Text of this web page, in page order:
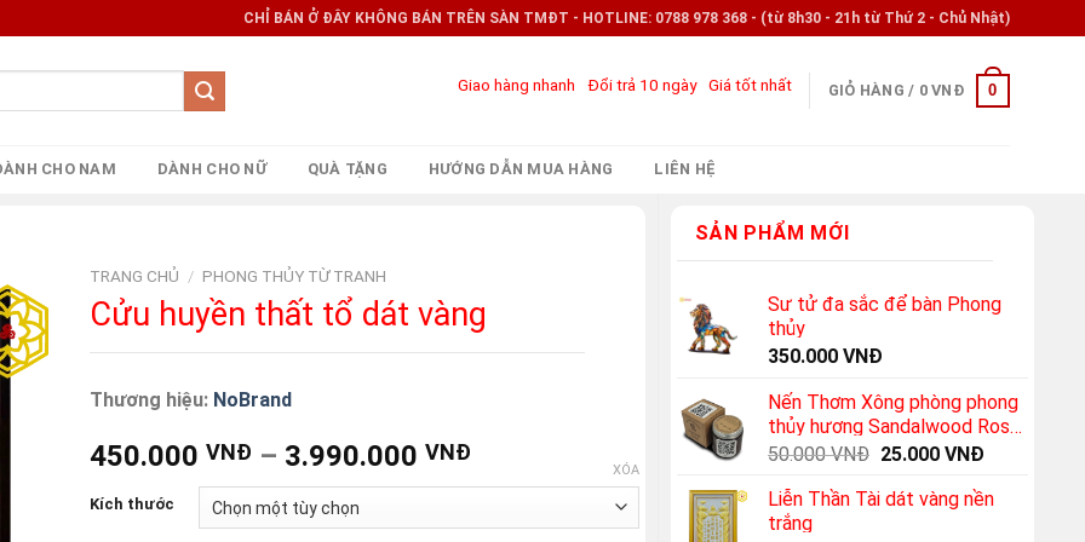
CHỈ BÁN Ở ĐÂY KHÔNG BÁN TRÊN SÀN TMĐT - HOTLINE: 0788 978 368 - (từ 8h30 - 21h từ Thứ 2 - Chủ Nhật)
Giao hàng nhanh Đổi trả 10 ngày Giá tốt nhất GIỎ HÀNG / 0VNĐ 0
CHO NAM DÀNH CHO NỮ QUÀ TẶNG HƯỚNG DẪN MUA HÀNG LIÊN HỆ
SẢN PHẨM MỚI
Sư tử đa sắc để bàn Phong
thủy
350.000 VNĐ
Nến Thơm Xông phòng phong
thủy hương Sandalwood Rose
(Hoa hồng + Gỗ đàn hương)
50.000VNĐ Original
was:
25.000 VNĐCurrent
is:
Liễn Thần Tài dát vàng nền
trắng
TRANG CHỦ / PHONG THỦY TỪ TRANH
Cửu huyền thất tổ dát vàng
Thương hiệu: NoBrand
450.000 VNĐ – 3.990.000 VNĐ
Kích thước
XÓA